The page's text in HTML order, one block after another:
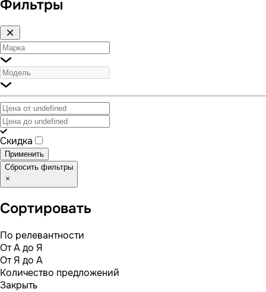
Фильтры
Скидка
Применить
Сбросить фильтры
Сортировать
По релевантности
От А до Я
От Я до А
Количество предложений
Закрыть